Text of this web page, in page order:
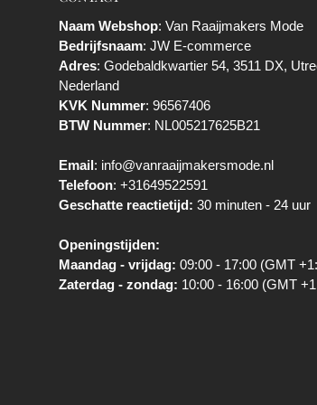
Naam Webshop: Van Raaijmakers Mode
Bedrijfsnaam: JW E-commerce
Adres: Godebaldkwartier 54, 3511 DX,
Nederland
KVK Nummer: 96567406
BTW Nummer: NL005217625B21
Email: info@vanraaijmakersmode.nl
Telefoon: +31649522591
Geschatte reactietijd: 30 minuten - 24 uur
Openingstijden:
Maandag - vrijdag: 09:00 - 17:00 (GMT
Zaterdag - zondag: 10:00 - 16:00 (GMT